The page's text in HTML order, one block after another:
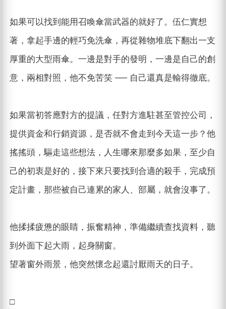
如果可以找到能用召喚傘當武器的就好了。伍仁實想
著，拿起手邊的輕巧免洗傘，再從雜物堆底下翻出一支
厚重的大型雨傘。一邊是對手的發明，一邊是自己的創
意，兩相對照，他不免苦笑 ── 自己還真是輸得徹底。
如果當初答應對方的提議，任對方進駐甚至管控公司，
提供資金和行銷資源，是否就不會走到今天這一步？他
搖搖頭，驅走這些想法，人生哪來那麼多如果，至少自
己的初衷是好的，接下來只要找到合適的殺手，完成預
定計畫，那些被自己連累的家人、部屬，就會沒事了。
他揉揉疲憊的眼睛，振奮精神，準備繼續查找資料，聽
到外面下起大雨，起身關窗。
望著窗外雨景，他突然懷念起還討厭雨天的日子。
□